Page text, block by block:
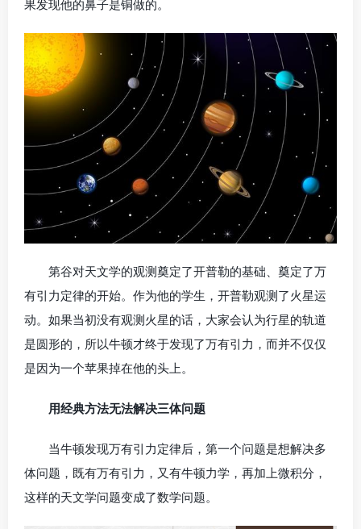
果发现他的鼻子是铜做的。
第谷对天文学的观测奠定了开普勒的基础、奠定了万
有引力定律的开始。作为他的学生，开普勒观测了火星运
动。如果当初没有观测火星的话，大家会认为行星的轨道
是圆形的，所以牛顿才终于发现了万有引力，而并不仅仅
是因为一个苹果掉在他的头上。
用经典方法无法解决三体问题
当牛顿发现万有引力定律后，第一个问题是想解决多
体问题，既有万有引力，又有牛顿力学，再加上微积分，
这样的天文学问题变成了数学问题。